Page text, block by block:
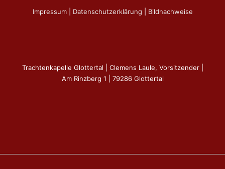
Impressum| Datenschutzerklärung Bildnachweise
Trachtenkapelle Glottertal | Clemens Laule, Vorsitzender |
Am Rinzberg 1 | 79286 Glottertal